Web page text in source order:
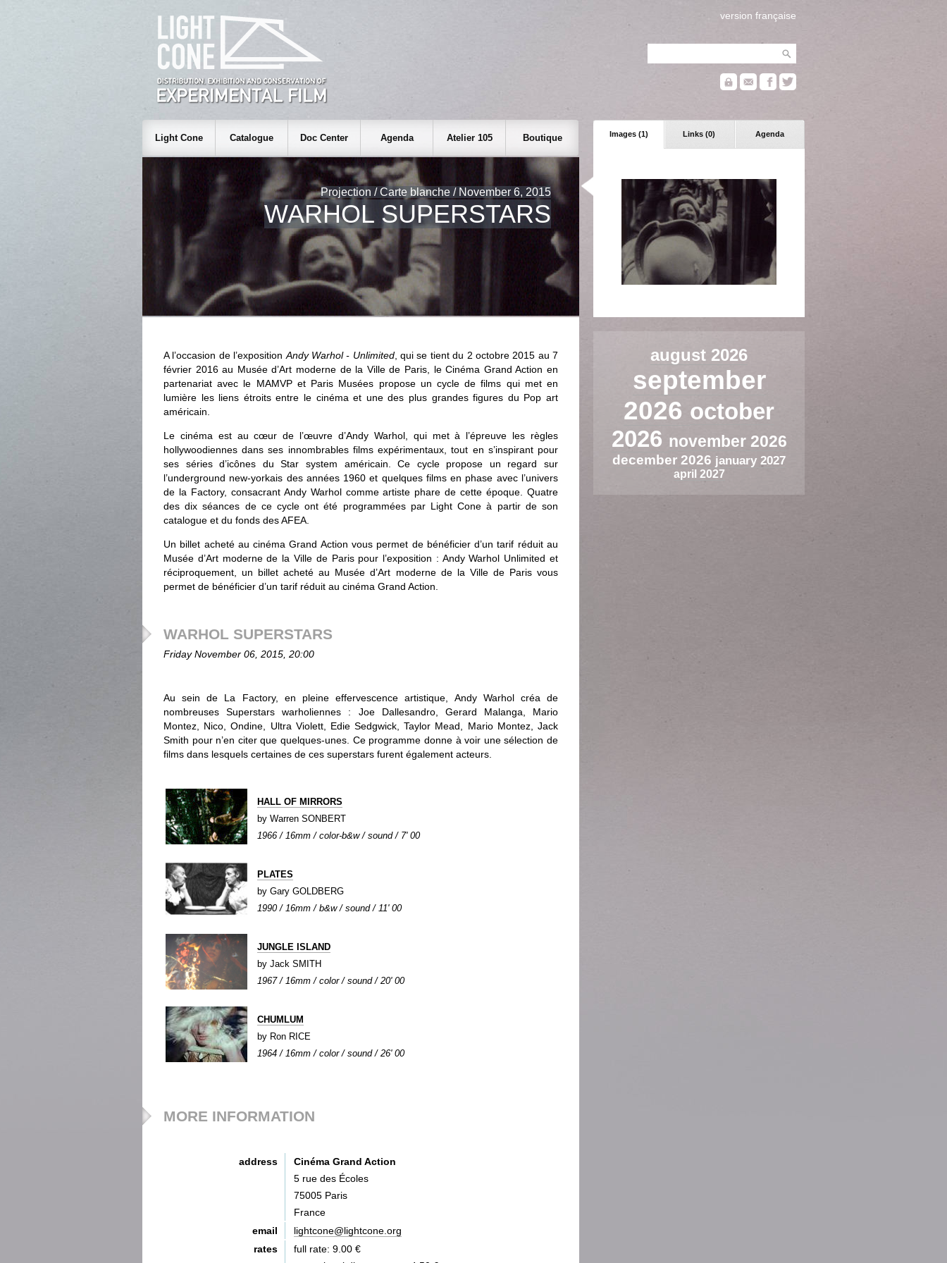
version française
Images (1) Links (0) Agenda
august 2026
september
2026 october
2026 november 2026
december 2026 january 2027
april 2027
Light Cone Catalogue Doc Center Agenda Atelier 105 Boutique
Projection / Carte blanche / November 6, 2015
WARHOL SUPERSTARS
A l’occasion de l’exposition Andy Warhol - Unlimited, qui se tient du 2 octobre 2015 au 7
février 2016 au Musée d’Art moderne de la Ville de Paris, le Cinéma Grand Action en
partenariat avec le MAMVP et Paris Musées propose un cycle de films qui met en
lumière les liens étroits entre le cinéma et une des plus grandes figures du Pop art
américain.
Le cinéma est au cœur de l’œuvre d’Andy Warhol, qui met à l’épreuve les règles
hollywoodiennes dans ses innombrables films expérimentaux, tout en s’inspirant pour
ses séries d’icônes du Star system américain. Ce cycle propose un regard sur
l’underground new-yorkais des années 1960 et quelques films en phase avec l’univers
de la Factory, consacrant Andy Warhol comme artiste phare de cette époque. Quatre
des dix séances de ce cycle ont été programmées par Light Cone à partir de son
catalogue et du fonds des AFEA.
Un billet acheté au cinéma Grand Action vous permet de bénéficier d’un tarif réduit au
Musée d’Art moderne de la Ville de Paris pour l’exposition : Andy Warhol Unlimited et
réciproquement, un billet acheté au Musée d’Art moderne de la Ville de Paris vous
permet de bénéficier d’un tarif réduit au cinéma Grand Action.
WARHOL SUPERSTARS
Friday November 06, 2015, 20:00
Au sein de La Factory, en pleine effervescence artistique, Andy Warhol créa de
nombreuses Superstars warholiennes : Joe Dallesandro, Gerard Malanga, Mario
Montez, Nico, Ondine, Ultra Violett, Edie Sedgwick, Taylor Mead, Mario Montez, Jack
Smith pour n’en citer que quelques-unes. Ce programme donne à voir une sélection de
films dans lesquels certaines de ces superstars furent également acteurs.
HALL OF MIRRORS
by Warren SONBERT
1966 / 16mm / color-b&w / sound / 7' 00
PLATES
by Gary GOLDBERG
1990 / 16mm / b&w / sound / 11' 00
JUNGLE ISLAND
by Jack SMITH
1967 / 16mm / color / sound / 20' 00
CHUMLUM
by Ron RICE
1964 / 16mm / color / sound / 26' 00
MORE INFORMATION
address
Cinéma Grand Action
5 rue des Écoles
75005 Paris
France
email
lightcone@lightcone.org
rates
full rate: 9.00 €